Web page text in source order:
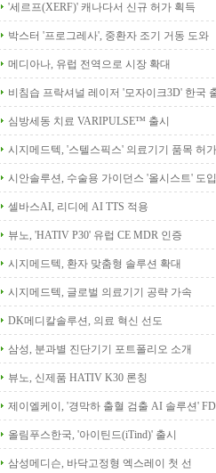
'세르프(XERF)' 캐나다서 신규 허가 획득
박스터 '프로그레사', 중환자 조기 거동 도와
메디아나, 유럽 전역으로 시장 확대
비침습 프락셔널 레이저 '모자이크3D' 한국
심방세동 치료 VARIPULSE™ 출시
시지메드텍, '스텔스픽스' 의료기기 품목 허가
시안솔루션, 수술용 가이던스 '올시스트' 도입
셀바스AI, 리디에 AI TTS 적용
뷰노, 'HATIV P30' 유럽 CE MDR 인증
시지메드텍, 환자 맞춤형 솔루션 확대
시지메드텍, 글로벌 의료기기 공략 가속
DK메디칼솔루션, 의료 혁신 선도
삼성, 분과별 진단기기 포트폴리오 소개
뷰노, 신제품 HATIV K30 론칭
제이엘케이, '경막하 출혈 검출 AI 솔루션'
올림푸스한국, '아이틴드(iTind)' 출시
삼성메디슨, 바닥고정형 엑스레이 첫 선